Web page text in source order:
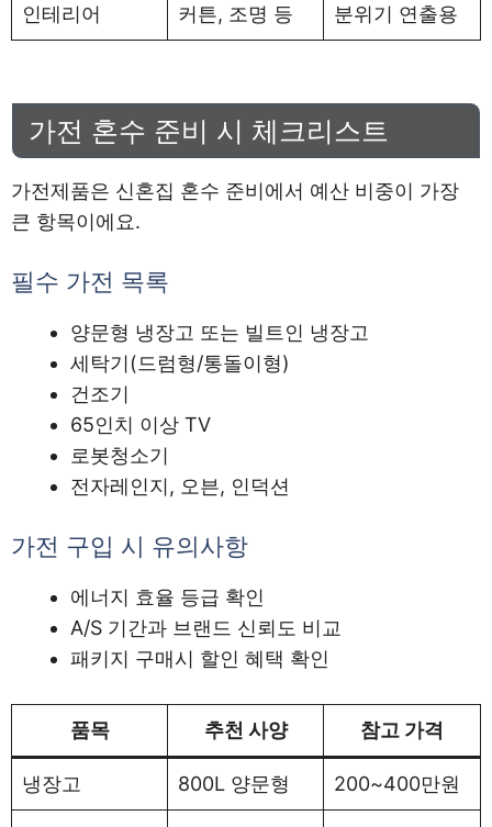
인테리어 커튼, 조명 등 분위기 연출용
가전 혼수 준비 시 체크리스트
가전제품은 신혼집 혼수 준비에서 예산 비중이 가장
큰 항목이에요.
필수 가전 목록
양문형 냉장고 또는 빌트인 냉장고
세탁기(드럼형/통돌이형)
건조기
65인치 이상 TV
로봇청소기
전자레인지, 오븐, 인덕션
가전 구입 시 유의사항
에너지 효율 등급 확인
A/S 기간과 브랜드 신뢰도 비교
패키지 구매시 할인 혜택 확인
품목 추천 사양 참고 가격
냉장고 800L 양문형 200~400만원